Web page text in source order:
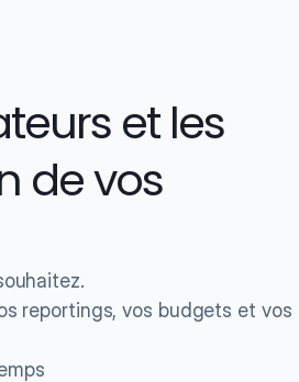
et les
de vos
reportings, vos budgets et vos